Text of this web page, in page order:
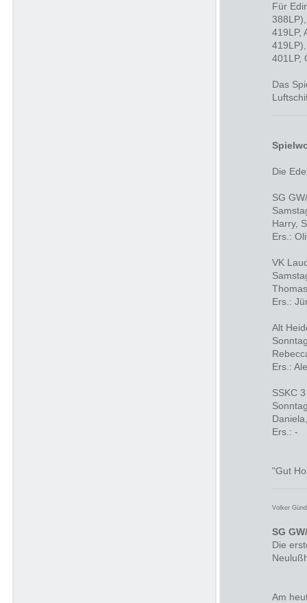
Für
419LP,
401LP,
Das
Die
SG
Harry,
Ers.:
VK
Ers.:
Alt
Ers.:
SSKC
Ers.: -
"Gut
Volker
SG
Die
Am